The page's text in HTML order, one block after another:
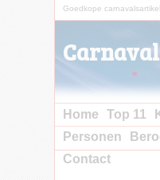
Goedkope
Home Top 11
Personen
Contact